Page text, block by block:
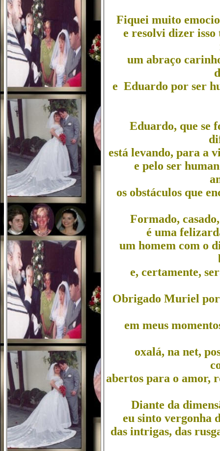
Fiquei muito
e resolvi dizer isso
um abraço
e Eduardo por ser
Eduardo, que se
está levando, para a
e pelo ser
os obstáculos que
Formado,
é uma
um homem com o
e, certamente,
Obrigado Muriel por
em meus
oxalá, na net,
abertos para o amor,
Diante da
eu sinto vergonha
das intrigas, das